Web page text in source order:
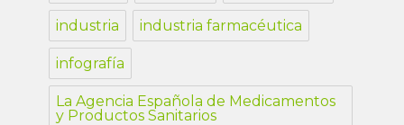
industria industria farmacéutica
infografía
La Agencia Española de Medicamentos
y Productos Sanitarios